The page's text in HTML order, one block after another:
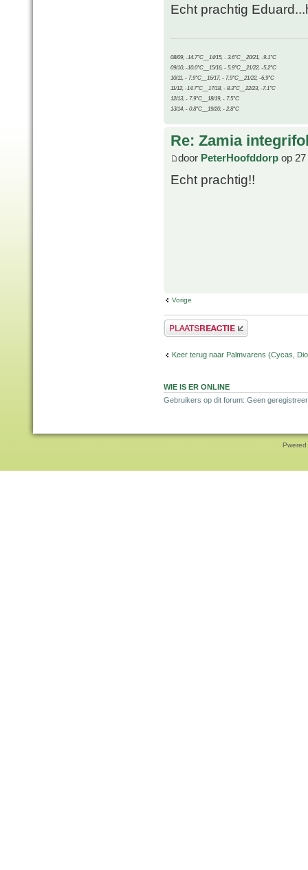
Echt prachtig
08/09, -14.7°C__14/15, - 3.6°C__20/21, -9.1°C
09/10, -10.0°C__15/16, - 5.9°C__21/22, -5.2°C
10/11, - 7.9°C__16/17, - 7.9°C__21/22, -6.9°C
11/12, -14.7°C__17/18, - 8.3°C__22/23, -7.1°C
12/13, - 7.9°C__18/19, - 7.5°C
13/14, - 0.8°C__19/20, - 2.8°C
Re: Zamia
door PeterHoofddorp op
Echt prachtig!!
Vorige
Plaats een reactie
Keer terug naar Palmvarens (Cycas,
WIE IS ER ONLINE
Gebruikers op dit forum: Geen